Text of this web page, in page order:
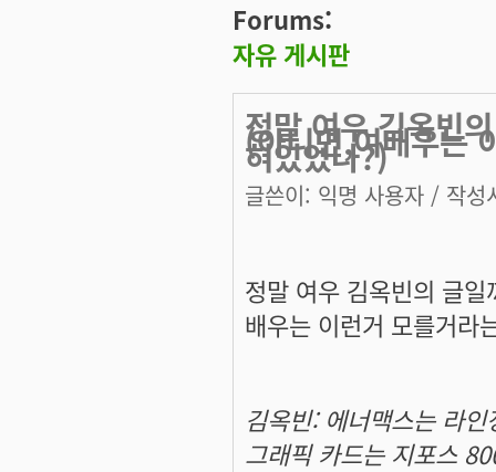
Forums:
자유 게시판
정말 여우 김옥빈
(아니면,여배우는
혀있었나?)
글쓴이: 익명 사용자 / 작성
정말 여우 김옥빈의 글
배우는 이런거 모를거라
김옥빈: 에너맥스는 라
그래픽 카드는 지포스